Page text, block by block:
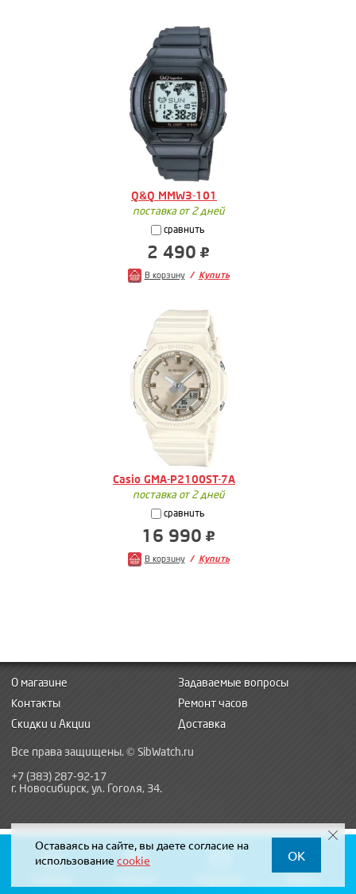
Q&Q MMW3-101
поставка от 2 дней
сравнить
2 490
В корзину Купить
Casio GMA-P2100ST-7A
поставка от 2 дней
сравнить
16 990
В корзину Купить
Все права защищены. © SibWatch.ru
+7 (383) 287-92-17
г. Новосибирск, ул. Гоголя, 34.
О магазине
Задаваемые вопросы
Контакты
Ремонт часов
Скидки и Акции
Доставка
Оставаясь на сайте, вы даете согласие на
использование cookie OK